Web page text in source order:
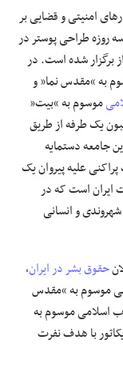
امنیتی و قضایی بر
روزه طراحی پوستر در
برگزار شده است. در
به “مقدس نما” و
موسوم به “بیت”
یک طرفه از طریق
جامعه دستمایه
علیه پیروان یک
است که در
و انسانی
حقوق بشر در ایران،
جشنواره تجسمی موسوم به “مقدس
اسلامی موسوم به
با هدف نفرت